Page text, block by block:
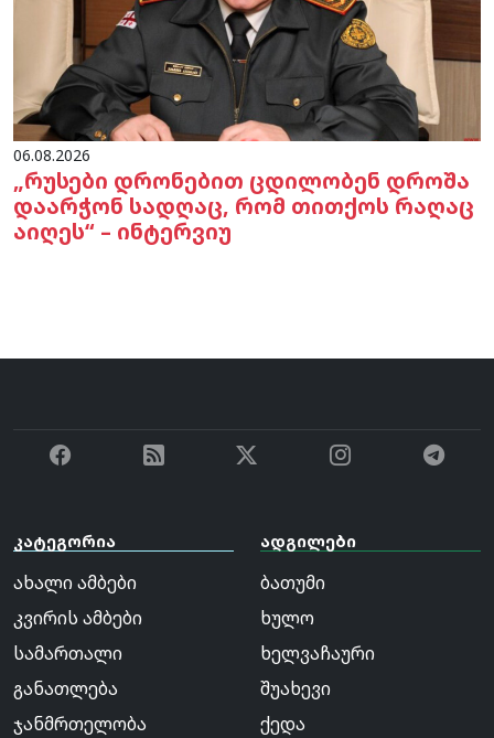
06.08.2026
„რუსები დრონებით ცდილობენ დროშა
დაარჭონ სადღაც, რომ თითქოს რაღაც
აიღეს“ – ინტერვიუ
კატეგორია
ახალი ამბები
კვირის ამბები
სამართალი
განათლება
ჯანმრთელობა
ადგილები
ბათუმი
ხულო
ხელვაჩაური
შუახევი
ქედა